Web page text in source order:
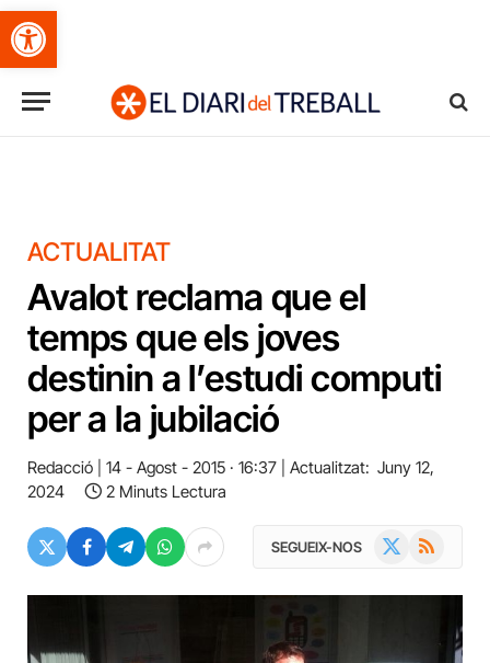
Obre la barra d'eines
ACTUALITAT
Avalot reclama que el
temps que els joves
destinin a l’estudi computi
per a la jubilació
Redacció 14 - Agost - 2015 · 16:37 Actualitzat: Juny 12,
2024
2 Minuts Lectura
SEGUEIX-NOS RSS